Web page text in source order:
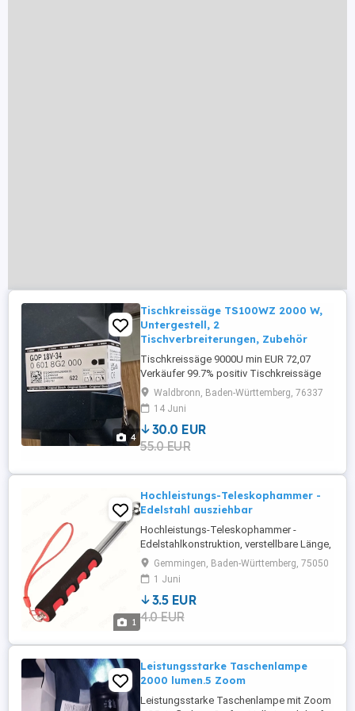
4
Tischkreissäge TS100WZ 2000 W,
Untergestell, 2
Tischverbreiterungen, Zubehör
Tischkreissäge 9000U min EUR 72,07
Verkäufer 99.7% positiv Tischkreissäge
TS100WZ 2000 W, Untergestell, 2
Tischverbreiterungen, Zubehör
Waldbronn, Baden-Württemberg, 76337
14 Juni
30.0 EUR
55.0 EUR
1
Hochleistungs-Teleskophammer -
Edelstahl ausziehbar
Hochleistungs-Teleskophammer -
Edelstahlkonstruktion, verstellbare Länge,
mit einziehbarem Griff mit Anti-Rutsch-
Griff - Geeignet für Badezimmer, Fliesen,
Bau, Inspektionen - für professionelle und
private Nutzung - Robustes
Strukturwerkzeug Abholen oder zusenden
Gemmingen, Baden-Württemberg, 75050
1 Juni
3.5 EUR
4.0 EUR
Leistungsstarke Taschenlampe
2000 lumen.5 Zoom
Leistungsstarke Taschenlampe mit Zoom